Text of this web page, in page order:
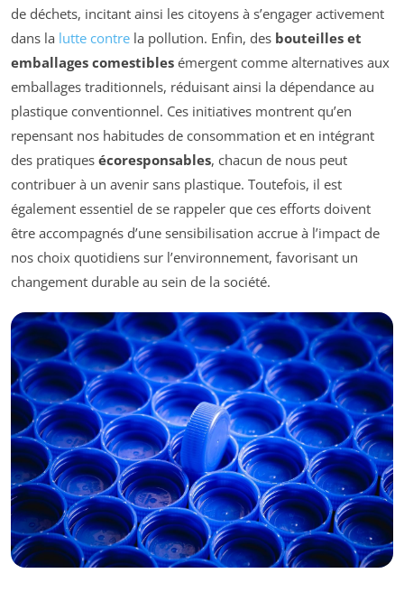
de déchets, incitant ainsi les citoyens à s’engager activement
dans la lutte contre la pollution. Enfin, des bouteilles et
emballages comestibles émergent comme alternatives aux
emballages traditionnels, réduisant ainsi la dépendance au
plastique conventionnel. Ces initiatives montrent qu’en
repensant nos habitudes de consommation et en intégrant
des pratiques écoresponsables, chacun de nous peut
contribuer à un avenir sans plastique. Toutefois, il est
également essentiel de se rappeler que ces efforts doivent
être accompagnés d’une sensibilisation accrue à l’impact de
nos choix quotidiens sur l’environnement, favorisant un
changement durable au sein de la société.